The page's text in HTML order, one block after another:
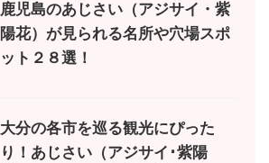
鹿児島のあじさい（アジサイ・紫
陽花）が見られる名所や穴場スポ
ット２８選！
大分の各市を巡る観光にぴった
り！あじさい（アジサイ･紫陽